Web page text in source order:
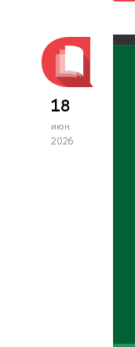
18
июн
2026